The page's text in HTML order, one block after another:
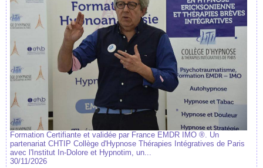
Formation Certifiante et validée par France EMDR IMO ®. Un
partenariat CHTIP Collège d'Hypnose Thérapies Intégratives de Paris
avec l'Institut In-Dolore et Hypnotim, un...
30/11/2026